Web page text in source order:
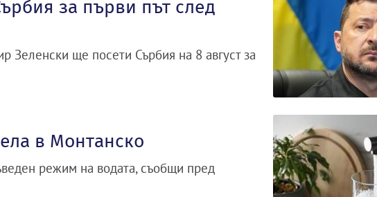
за първи път след
Зеленски ще посети Сърбия на 8 август за
в Монтанско
режим на водата, съобщи пред